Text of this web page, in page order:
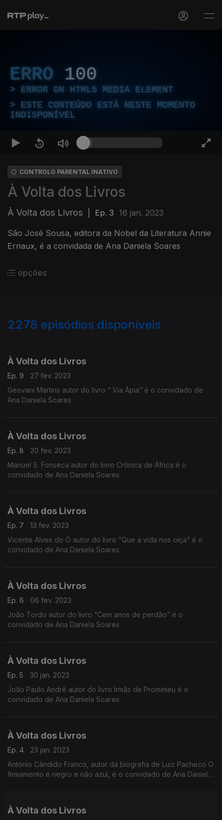
ERRO 100
ERROR ON HTML5 MEDIA ELEMENT
ESTE CONTEÚDO ESTÁ NESTE MOMENTO
INDISPONÍVEL
CONTROLO PARENTAL INATIVO
À Volta dos Livros
À Volta dos Livros Ep. 3 16 jan. 2023
São José Sousa, editora da Nobel da Literatura Annie
Ernaux, é a convidada de Ana Daniela Soares
opções
2278 episódios disponíveis
À Volta dos Livros
Ep. 9
27 fev. 2023
Geovani Martins autor do livro “ Via Ápia” é o convidado de
Ana Daniela Soares
À Volta dos Livros
Ep. 8
20 fev. 2023
Manuel S. Fonseca autor do livro Crónica de África é o
convidado de Ana Daniela Soares
À Volta dos Livros
Ep. 7
13 fev. 2023
Vicente Alves do Ó autor do livro “Que a vida nos oiça” é o
convidado de Ana Daniela Soares
À Volta dos Livros
Ep. 6
06 fev. 2023
João Tordo autor do livro “Cem anos de perdão” é o
convidado de Ana Daniela Soares
À Volta dos Livros
Ep. 5
30 jan. 2023
João Paulo André autor do livro Irmãs de Prometeu é o
convidado de Ana Daniela Soares
À Volta dos Livros
Ep. 4
23 jan. 2023
António Cândido Franco, autor da biografia de Luiz Pacheco O
firmamento é negro e não azul, é o convidado de Ana Daniela
À Volta dos Livros